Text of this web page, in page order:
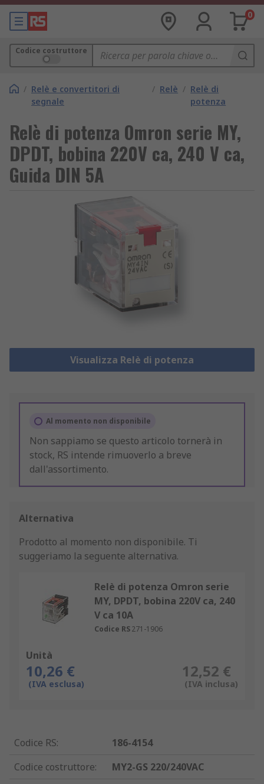
0
Codice costruttore
/ Relè e convertitori di
segnale
/ Relè / Relè di
potenza
Relè di potenza Omron serie MY,
DPDT, bobina 220V ca, 240 V ca,
Guida DIN 5A
Visualizza Relè di potenza
Al momento non disponibile
Non sappiamo se questo articolo tornerà in
stock, RS intende rimuoverlo a breve
dall'assortimento.
Alternativa
Prodotto al momento non disponibile. Ti
suggeriamo la seguente alternativa.
Relè di potenza Omron serie
MY, DPDT, bobina 220V ca, 240
V ca 10A
Codice RS271-1906
Unità
10,26 €
(IVA esclusa)
12,52 €
(IVA inclusa)
Codice RS:
186-4154
Codice costruttore:
MY2-GS 220/240VAC